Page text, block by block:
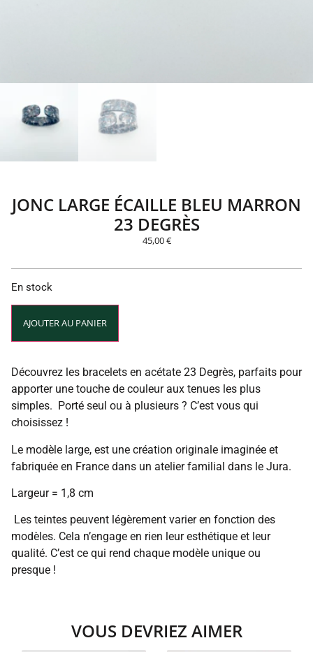
JONC LARGE ÉCAILLE BLEU MARRON
23 DEGRÈS
45,00€
En stock
AJOUTER AU PANIER
Découvrez les bracelets en acétate 23 Degrès, parfaits pour
apporter une touche de couleur aux tenues les plus
simples. Porté seul ou à plusieurs ? C’est vous qui
choisissez !
Le modèle large, est une création originale imaginée et
fabriquée en France dans un atelier familial dans le Jura.
Largeur = 1,8 cm
Les teintes peuvent légèrement varier en fonction des
modèles. Cela n’engage en rien leur esthétique et leur
qualité. C’est ce qui rend chaque modèle unique ou
presque !
VOUS DEVRIEZ AIMER